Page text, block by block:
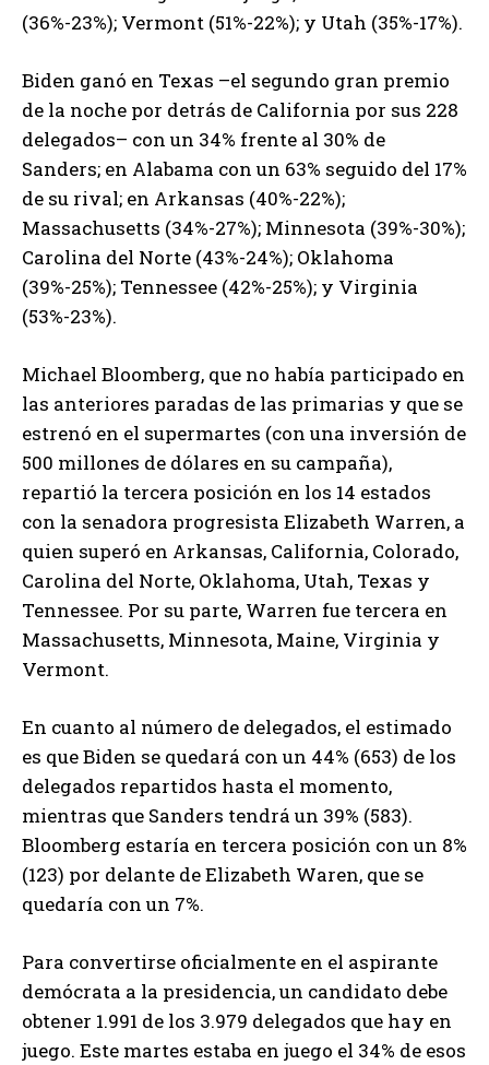
(36%-23%); Vermont (51%-22%); y Utah (35%-17%).
Biden ganó en Texas –el segundo gran premio
de la noche por detrás de California por sus 228
delegados– con un 34% frente al 30% de
Sanders; en Alabama con un 63% seguido del 17%
de su rival; en Arkansas (40%-22%);
Massachusetts (34%-27%); Minnesota (39%-30%);
Carolina del Norte (43%-24%); Oklahoma
(39%-25%); Tennessee (42%-25%); y Virginia
(53%-23%).
Michael Bloomberg, que no había participado en
las anteriores paradas de las primarias y que se
estrenó en el supermartes (con una inversión de
500 millones de dólares en su campaña),
repartió la tercera posición en los 14 estados
con la senadora progresista Elizabeth Warren, a
quien superó en Arkansas, California, Colorado,
Carolina del Norte, Oklahoma, Utah, Texas y
Tennessee. Por su parte, Warren fue tercera en
Massachusetts, Minnesota, Maine, Virginia y
Vermont.
En cuanto al número de delegados, el estimado
es que Biden se quedará con un 44% (653) de los
delegados repartidos hasta el momento,
mientras que Sanders tendrá un 39% (583).
Bloomberg estaría en tercera posición con un 8%
(123) por delante de Elizabeth Waren, que se
quedaría con un 7%.
Para convertirse oficialmente en el aspirante
demócrata a la presidencia, un candidato debe
obtener 1.991 de los 3.979 delegados que hay en
juego. Este martes estaba en juego el 34% de esos